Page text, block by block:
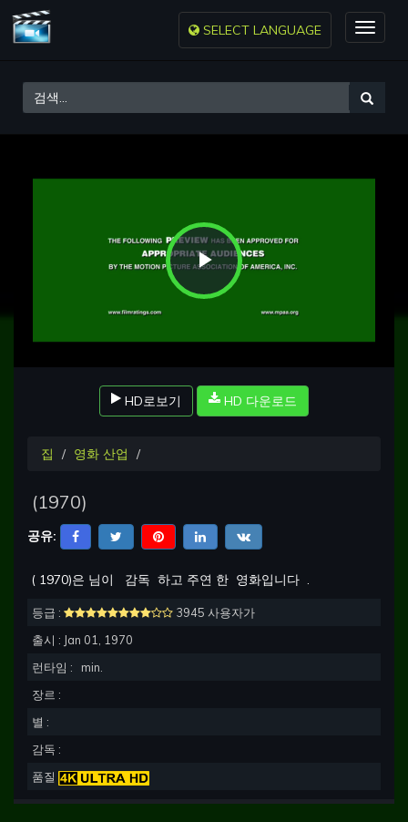
Toggle
SELECT LANGUAGE
Play
HD로보기 HD 다운로드
집 영화 산업
(1970)
공유:
( 1970)은 님이 감독 하고 주연 한 영화입니다 .
등급 :
3945 사용자가
출시 : Jan 01, 1970
런타임 :
min.
장르 :
별 :
감독 :
품질